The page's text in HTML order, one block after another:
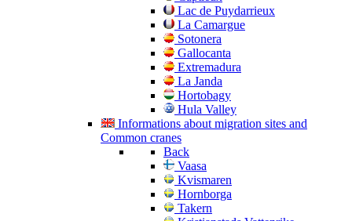
Lac de Puydarrieux
La Camargue
Sotonera
Gallocanta
Extremadura
La Janda
Hortobagy
Hula Valley
Informations about migration sites and
Common cranes
Back
Vaasa
Kvismaren
Hornborga
Takern